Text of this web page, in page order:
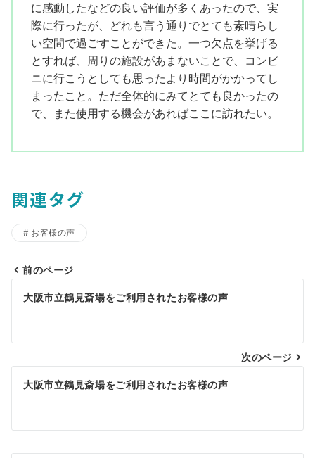
に感動したなどの良い評価が多くあったので、実
際に行ったが、どれも言う通りでとても素晴らし
い空間で過ごすことができた。一つ欠点を挙げる
とすれば、周りの施設があまないことで、コンビ
ニに行こうとしても思ったより時間がかかってし
まったこと。ただ全体的にみてとても良かったの
で、また使用する機会があればここに訪れたい。
関連タグ
お客様の声
投
ナ
ビ
ゲ
シ
前のページ
大阪市立鶴見斎場をご利用されたお客様の声
次のページ
大阪市立鶴見斎場をご利用されたお客様の声